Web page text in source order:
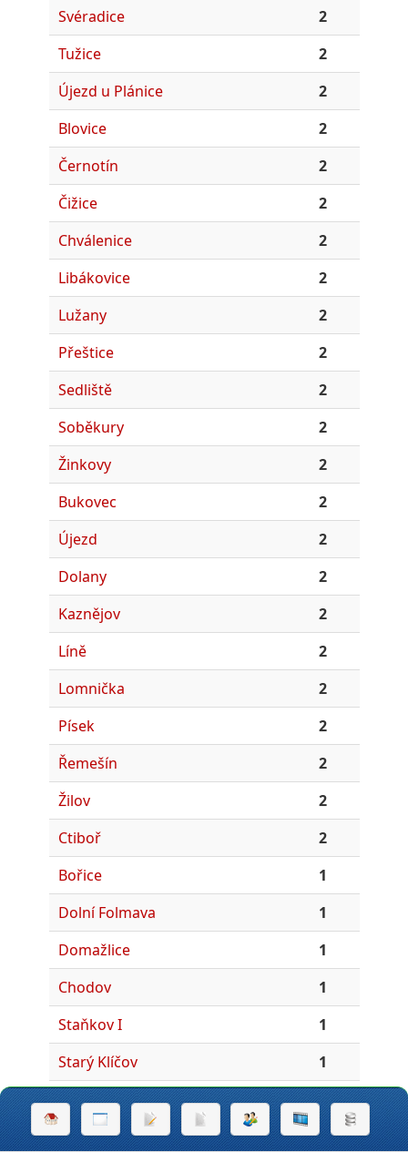
Svéradice
2
Tužice
2
Újezd u Plánice
2
Blovice
2
Černotín
2
Čižice
2
Chválenice
2
Libákovice
2
Lužany
2
Přeštice
2
Sedliště
2
Soběkury
2
Žinkovy
2
Bukovec
2
Újezd
2
Dolany
2
Kaznějov
2
Líně
2
Lomnička
2
Písek
2
Řemešín
2
Žilov
2
Ctiboř
2
Bořice
1
Dolní Folmava
1
Domažlice
1
Chodov
1
Staňkov I
1
Starý Klíčov
1
Třebnice
1
Velký Malahov
1